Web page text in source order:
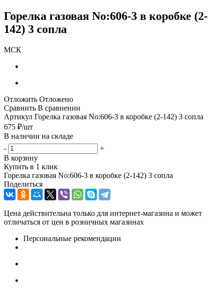
Горелка газовая No:606-3 в коробке (2-
142) 3 сопла
МСК
Отложить Отложено
Сравнить В сравнении
Артикул Горелка газовая No:606-3 в коробке (2-142) 3 сопла
675 ₽/шт
В наличии на складе
-
+
В корзину
Купить в 1 клик
Горелка газовая No:606-3 в коробке (2-142) 3 сопла
Поделиться
Цена действительна только для интернет-магазина и может
отличаться от цен в розничных магазинах
Персональные рекомендации